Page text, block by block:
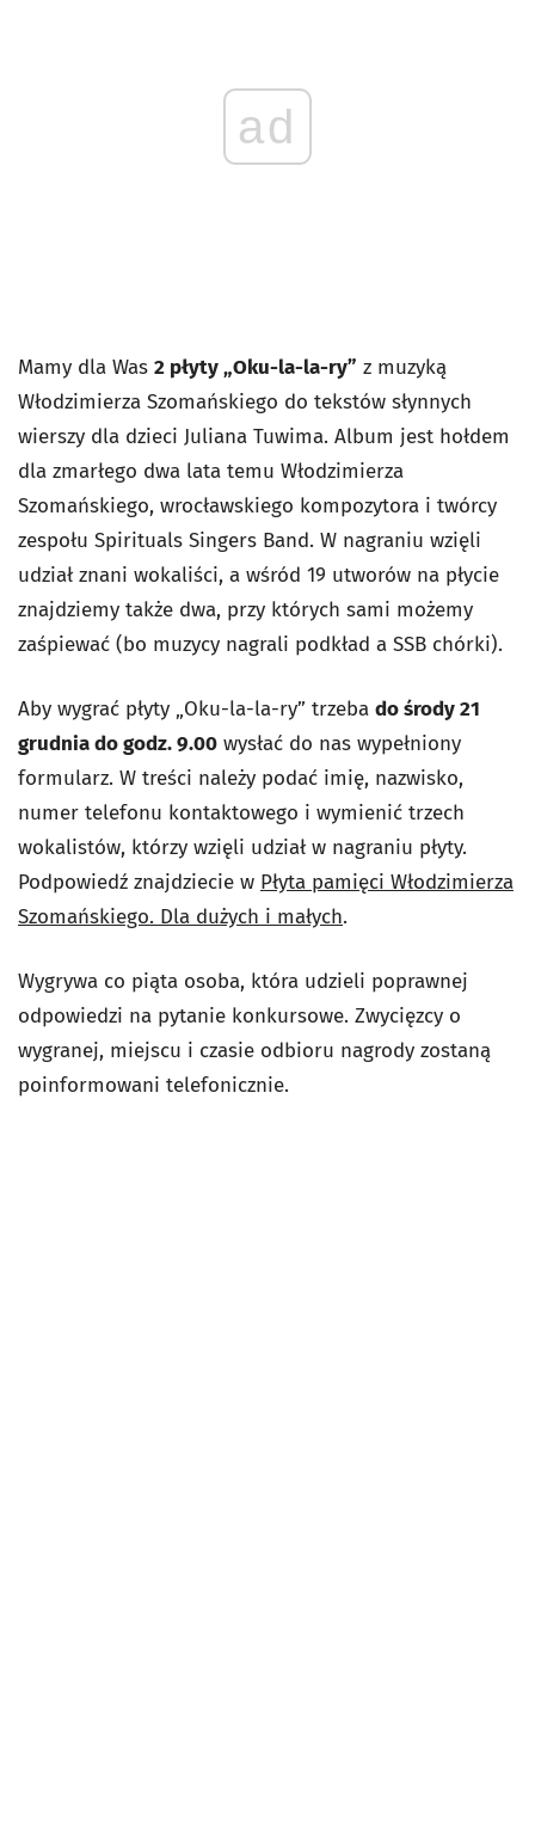
ad
Mamy dla Was 2 płyty „Oku-la-la-ry” z muzyką
Włodzimierza Szomańskiego do tekstów słynnych
wierszy dla dzieci Juliana Tuwima. Album jest hołdem
dla zmarłego dwa lata temu Włodzimierza
Szomańskiego, wrocławskiego kompozytora i twórcy
zespołu Spirituals Singers Band. W nagraniu wzięli
udział znani wokaliści, a wśród 19 utworów na płycie
znajdziemy także dwa, przy których sami możemy
zaśpiewać (bo muzycy nagrali podkład a SSB chórki).
Aby wygrać płyty „Oku-la-la-ry” trzeba do środy 21
grudnia do godz. 9.00 wysłać do nas wypełniony
formularz. W treści należy podać imię, nazwisko,
numer telefonu kontaktowego i wymienić trzech
wokalistów, którzy wzięli udział w nagraniu płyty.
Podpowiedź znajdziecie w Płyta pamięci Włodzimierza
Szomańskiego. Dla dużych i małych.
Wygrywa co piąta osoba, która udzieli poprawnej
odpowiedzi na pytanie konkursowe. Zwycięzcy o
wygranej, miejscu i czasie odbioru nagrody zostaną
poinformowani telefonicznie.